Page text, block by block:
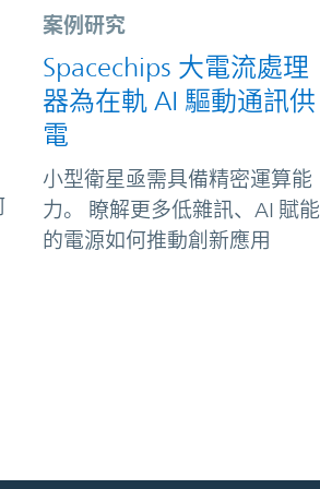
案例研究
Spacechips 大電流處理
器為在軌 AI 驅動通訊供
電
小型衛星亟需具備精密運算能
力。 瞭解更多低雜訊、AI 賦能
的電源如何推動創新應用